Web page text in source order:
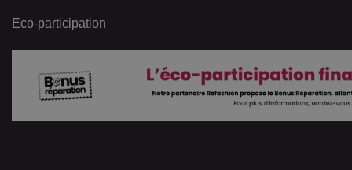
Eco-participation